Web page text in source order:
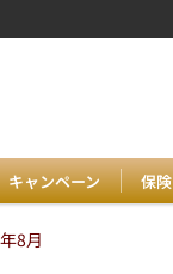
キャンペーン 保険
8月